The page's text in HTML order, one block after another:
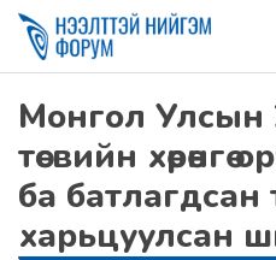
Монгол Улсын
төсвийн хөрөнгө
ба батлагдсан
харьцуулсан